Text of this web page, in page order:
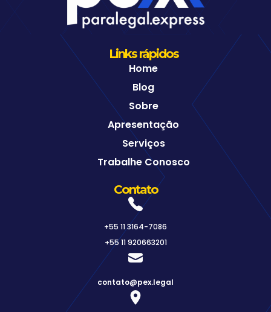
Links rápidos
Home
Blog
Sobre
Apresentação
Serviços
Trabalhe Conosco
Contato
+55 11 3164-7086
+55 11 920663201
contato@pex.legal